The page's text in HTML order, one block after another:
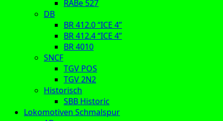
RABe 527
DB
BR 412.0 “ICE 4”
BR 412.4 “ICE 4”
BR 4010
SNCF
TGV POS
TGV 2N2
Historisch
SBB Historic
Lokomotiven Schmalspur